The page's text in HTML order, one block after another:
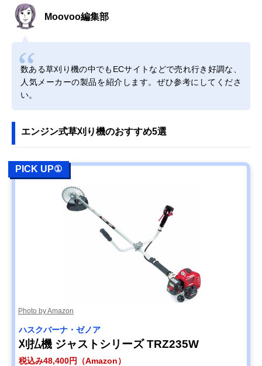
UMK425H1-
Amazonで見る
Kyocera(京セラ)
エンジン刈払機
EKKB-2665L
長時間の草刈りで
も疲れの少ない背
長さ267.4×幅
高さ35.6cm
Amazonで見る
MUR194DZ
ューモデル
ス刈払機 CG18DA
良い重心設計
Amazonで見る
電式草刈機 SBC-
3650B
の草刈り機
アイリスオーヤマ
(IRIS OHYAMA) 充
電式グラストリマ
ー JGT230TC
芝生の刈り込みに
適したナイロンブ
レードを搭載
Moovoo編集部
数ある草刈り機の中でもECサイトなどで売れ行き好調な、
人気メーカーの製品を紹介します。ぜひ参考にしてくださ
い。
エンジン式草刈り機のおすすめ5選
PICK UP①
Photo by Amazon
ハスクバーナ・ゼノア
刈払機 ジャストシリーズ TRZ235W
税込み48,400円（Amazon）